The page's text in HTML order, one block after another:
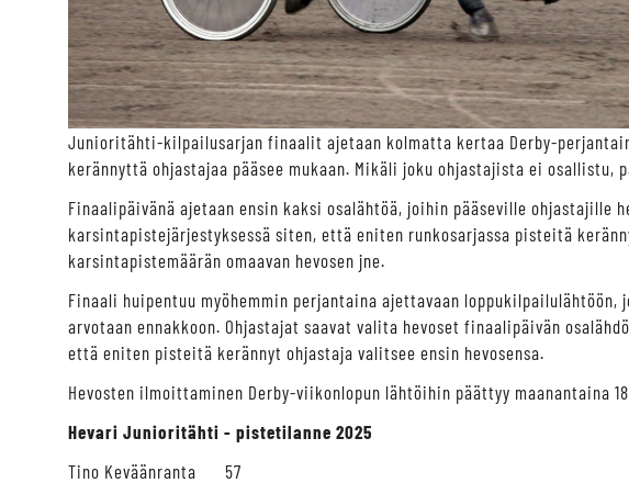
Junioritähti-kilpailusarjan finaalit ajetaan kolmatta kertaa Derby-
kerännyttä ohjastajaa pääsee mukaan. Mikäli joku ohjastajista ei osallistu,
Finaalipäivänä ajetaan ensin kaksi osalähtöä, joihin pääseville ohjastajille
karsintapistejärjestyksessä siten, että eniten runkosarjassa pisteitä
karsintapistemäärän omaavan hevosen jne.
Finaali huipentuu myöhemmin perjantaina ajettavaan
arvotaan ennakkoon. Ohjastajat saavat valita hevoset finaalipäivän
että eniten pisteitä kerännyt ohjastaja valitsee ensin hevosensa.
Hevosten ilmoittaminen Derby-viikonlopun lähtöihin päättyy maanantaina
Hevari Junioritähti - pistetilanne 2025
Tino Keväänranta
57